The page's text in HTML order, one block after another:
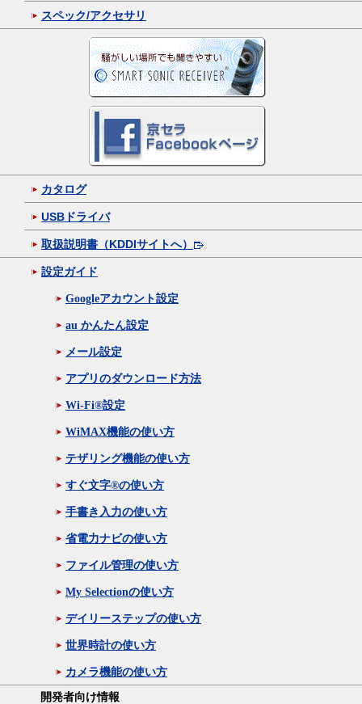
スペック/アクセサリ
カタログ
USBドライバ
取扱説明書（KDDIサイトへ）
設定ガイド
Googleアカウント設定
au かんたん設定
メール設定
アプリのダウンロード方法
Wi-Fi®設定
WiMAX機能の使い方
テザリング機能の使い方
すぐ文字®の使い方
手書き入力の使い方
省電力ナビの使い方
ファイル管理の使い方
My Selectionの使い方
デイリーステップの使い方
世界時計の使い方
カメラ機能の使い方
開発者向け情報